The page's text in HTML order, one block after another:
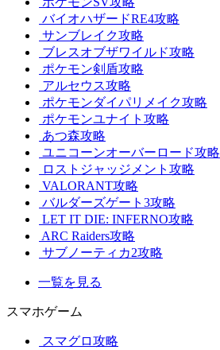
バイオハザードRE4攻略
サンブレイク攻略
ブレスオブザワイルド攻略
ポケモン剣盾攻略
アルセウス攻略
ポケモンダイパリメイク攻略
ポケモンユナイト攻略
あつ森攻略
ユニコーンオーバーロード攻略
ロストジャッジメント攻略
VALORANT攻略
バルダーズゲート3攻略
LET IT DIE: INFERNO攻略
ARC Raiders攻略
サブノーティカ2攻略
一覧を見る
スマホゲーム
スマグロ攻略